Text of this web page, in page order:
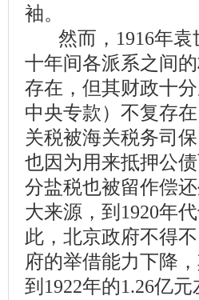
袖。
然而，1916年袁
十年间各派系之间
存在，但其财政十
中央专款）不复存
关税被海关税务司
也因为用来抵押公
分盐税也被留作偿
大来源，到1920年
此，北京政府不得
府的举借能力下降
到1922年的1.26亿